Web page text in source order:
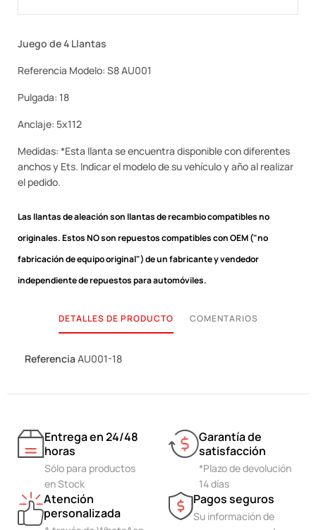
Juego de 4 Llantas
Referencia Modelo: S8 AU001
Pulgada: 18
Anclaje: 5x112
Medidas: *Esta llanta se encuentra disponible con diferentes
anchos y Ets. Indicar el modelo de su vehículo y año al realizar
el pedido.
Las llantas de aleación son llantas de recambio compatibles no
originales.Estos NO son repuestos compatibles con OEM ("no
fabricación de equipo original") de un fabricante y vendedor
independiente de repuestos para automóviles.
DETALLES DE PRODUCTO COMENTARIOS
ReferenciaAU001-18
Entrega en 24/48
horas
Sólo para productos
en Stock
Garantía de
satisfacción
*Plazo de devolución
14 días
Atención
personalizada
Pagos seguros
Su información de